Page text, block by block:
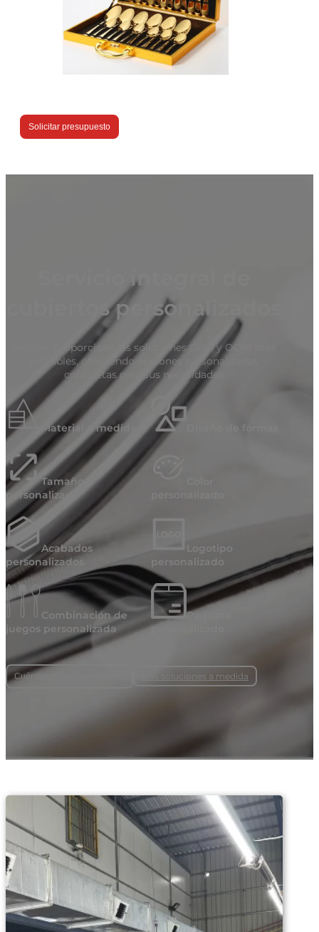
Solicitar presupuesto
Servicio integral de
cubiertos personalizados
Mcallen proporciona las soluciones OEM y ODM más
rentables, ofreciendo opciones personalizadas
completas para sus necesidades
Material a medida
Tamaño
personalizado
Acabados
personalizados
Logotipo
personalizado
Combinación de
juegos personalizada
Paquete
personalizado
Cuéntenos sus necesidades Más soluciones a medida